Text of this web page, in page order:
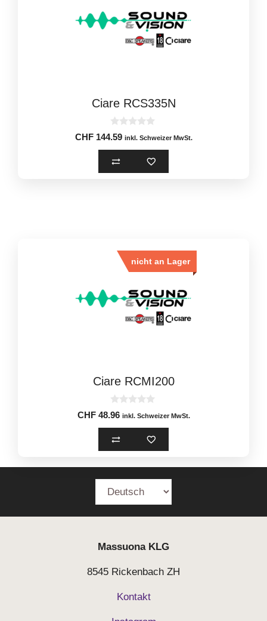
Ciare RCS335N
0
o
u
t
o
f
CHF144.59 inkl. Schweizer MwSt.
nicht an Lager
Ciare RCMI200
0
o
u
t
o
f
CHF48.96 inkl. Schweizer MwSt.
Massuona KLG
8545 Rickenbach ZH
Kontakt